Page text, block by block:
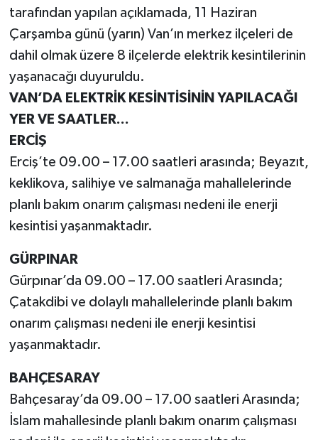
tarafından yapılan açıklamada, 11 Haziran
Çarşamba günü (yarın) Van’ın merkez ilçeleri de
dahil olmak üzere 8 ilçelerde elektrik kesintilerinin
yaşanacağı duyuruldu.
VAN’DA ELEKTRİK KESİNTİSİNİN YAPILACAĞI
YER VE SAATLER...
ERCİŞ
Erciş’te 09.00 – 17.00 saatleri arasında; Beyazıt,
keklikova, salihiye ve salmanağa mahallelerinde
planlı bakım onarım çalışması nedeni ile enerji
kesintisi yaşanmaktadır.
GÜRPINAR
Gürpınar’da 09.00 – 17.00 saatleri Arasında;
Çatakdibi ve dolaylı mahallelerinde planlı bakım
onarım çalışması nedeni ile enerji kesintisi
yaşanmaktadır.
BAHÇESARAY
Bahçesaray’da 09.00 – 17.00 saatleri Arasında;
İslam mahallesinde planlı bakım onarım çalışması